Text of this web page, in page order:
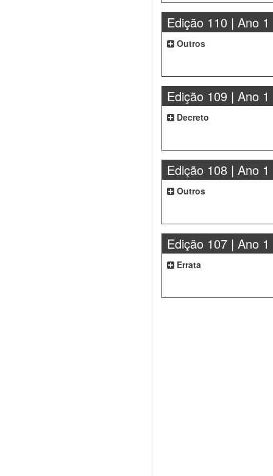
Edição 110 | Ano 1
Outros
Edição 109 | Ano 1
Decreto
Edição 108 | Ano 1
Outros
Edição 107 | Ano 1
Errata